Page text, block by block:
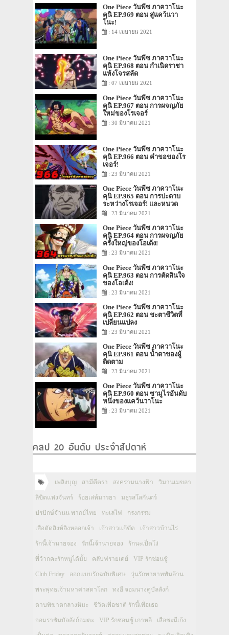
One Piece วันพีซ ภาควาโนะ
คุนิ EP.969 ตอน สู่แคว้นวา
โนะ!
: 14 เมษายน 2021
One Piece วันพีซ ภาควาโนะ
คุนิ EP.968 ตอน กำเนิดราชา
แห้งโจรสลัด
: 07 เมษายน 2021
One Piece วันพีซ ภาควาโนะ
คุนิ EP.967 ตอน การผจญภัย
ใหม่ของโรเจอร์
: 30 มีนาคม 2021
One Piece วันพีซ ภาควาโนะ
คุนิ EP.966 ตอน คำขอของโร
เจอร์!
: 23 มีนาคม 2021
One Piece วันพีซ ภาควาโนะ
คุนิ EP.965 ตอน การปะดาบ
ระหว่างโรเจอร์! และหนวด
ขาว!: 23 มีนาคม 2021
One Piece วันพีซ ภาควาโนะ
คุนิ EP.964 ตอน การผจญภัย
ครั้งใหญ่ของโอเด้ง!
: 23 มีนาคม 2021
One Piece วันพีซ ภาควาโนะ
คุนิ EP.963 ตอน การตัดสินใจ
ของโอเด้ง!
: 23 มีนาคม 2021
One Piece วันพีซ ภาควาโนะ
คุนิ EP.962 ตอน ชะตาชีวิตที่
เปลี่ยนแปลง
: 23 มีนาคม 2021
One Piece วันพีซ ภาควาโนะ
คุนิ EP.961 ตอน น้ำตาของผู้
ติดตาม
: 23 มีนาคม 2021
One Piece วันพีซ ภาควาโนะ
คุนิ EP.960 ตอน ซามูไรอันดับ
หนึ่งของแคว้นวาโนะ
: 23 มีนาคม 2021
คลิป 20 อันดับ ประจำสัปดาห์
เพลิงบุญ สามีตีตรา สงครามนางฟ้า วิมานเมขลา
ลิขิตแห่งจันทร์ ร้อยเล่ห์มารยา มธุรสโลกันตร์
ปรปักษ์จำนน พากย์ไทย ทะเลไฟ กรงกรรม
เสือตัดสิงห์ลิงหลอกเจ้า เจ้าสาวแก้ขัด เจ้าสาวบ้านไร่
รักนี้เจ้านายจอง รักนี้เจ้านายจอง รักนะเป็ดโง่
พี่ว้ากคะรักหนูได้มั้ย คลับฟรายเดย์ VIP รักซ่อนชู้
Club Friday ออกแบบรักฉบับพิเศษ วุ่นรักทายาทพันล้าน
พระพุทธเจ้ามหาศาสดาโลก ทงอี จอมนางคู่บัลลังก์
ดาบพิฆาตกลางหิมะ ชีวิตเพื่อชาติ รักนี้เพื่อเธอ
จอมราชันบัลลังก์อมตะ VIP รักซ่อนชู้ เกาหลี เสือชะนีเก้ง